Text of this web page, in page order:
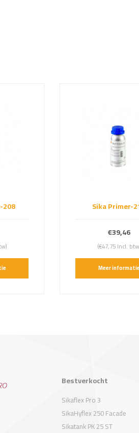
208
Sika Primer-
€39,46
(€47,75 Incl.
Meer
Bestverkocht
Sikaflex Pro 3
SikaHyflex 250 Facade
Sikatank PK 25 ST